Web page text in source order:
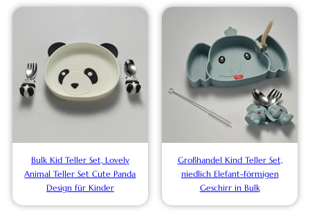
Bulk Kid Teller Set, Lovely
Animal Teller Set Cute Panda
Design für Kinder
Großhandel Kind Teller Set,
niedlich Elefant-förmigen
Geschirr in Bulk